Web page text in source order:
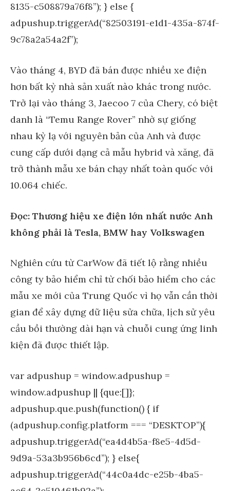
8135-c508879a76f8”); } else {
adpushup.triggerAd(“82503191-e1d1-435a-874f-
9c78a2a54a2f”);
Vào tháng 4, BYD đã bán được nhiều xe điện
hơn bất kỳ nhà sản xuất nào khác trong nước.
Trở lại vào tháng 3, Jaecoo 7 của Chery, có biệt
danh là “Temu Range Rover” nhờ sự giống
nhau kỳ lạ với nguyên bản của Anh và được
cung cấp dưới dạng cả mẫu hybrid và xăng, đã
trở thành mẫu xe bán chạy nhất toàn quốc với
10.064 chiếc.
Đọc: Thương hiệu xe điện lớn nhất nước Anh
không phải là Tesla, BMW hay Volkswagen
Nghiên cứu từ CarWow đã tiết lộ rằng nhiều
công ty bảo hiểm chỉ từ chối bảo hiểm cho các
mẫu xe mới của Trung Quốc vì họ vẫn cần thời
gian để xây dựng dữ liệu sửa chữa, lịch sử yêu
cầu bồi thường dài hạn và chuỗi cung ứng linh
kiện đã được thiết lập.
var adpushup = window.adpushup =
window.adpushup || {que:[]};
adpushup.que.push(function() { if
(adpushup.config.platform === “DESKTOP”){
adpushup.triggerAd(“ea4d4b5a-f8e5-4d5d-
9d9a-53a3b956b6cd”); } else{
adpushup.triggerAd(“44c0a4dc-e25b-4ba5-